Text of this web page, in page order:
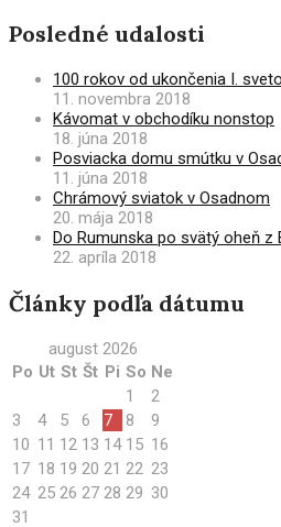
Posledné udalosti
100 rokov od ukončenia I.
11. novembra 2018
Kávomat v obchodíku nonstop
18. júna 2018
Posviacka domu smútku v
11. júna 2018
Chrámový sviatok v Osadnom
20. mája 2018
Do Rumunska po svätý oheň
22. apríla 2018
Články podľa dátumu
august 2026
Po Ut St Št Pi So Ne
1
2
3
4 5 6 7 8
9
10 11 12 13 14 15 16
17 18 19 20 21 22 23
24 25 26 27 28 29 30
31